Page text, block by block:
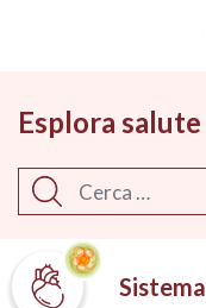
Main
Esplora salute
Cerca